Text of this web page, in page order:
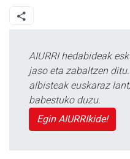
AIURRI hedabideak
jaso eta zabaltzen
albisteak euskaraz
babestuko duzu.
Egin AIURRIkide!